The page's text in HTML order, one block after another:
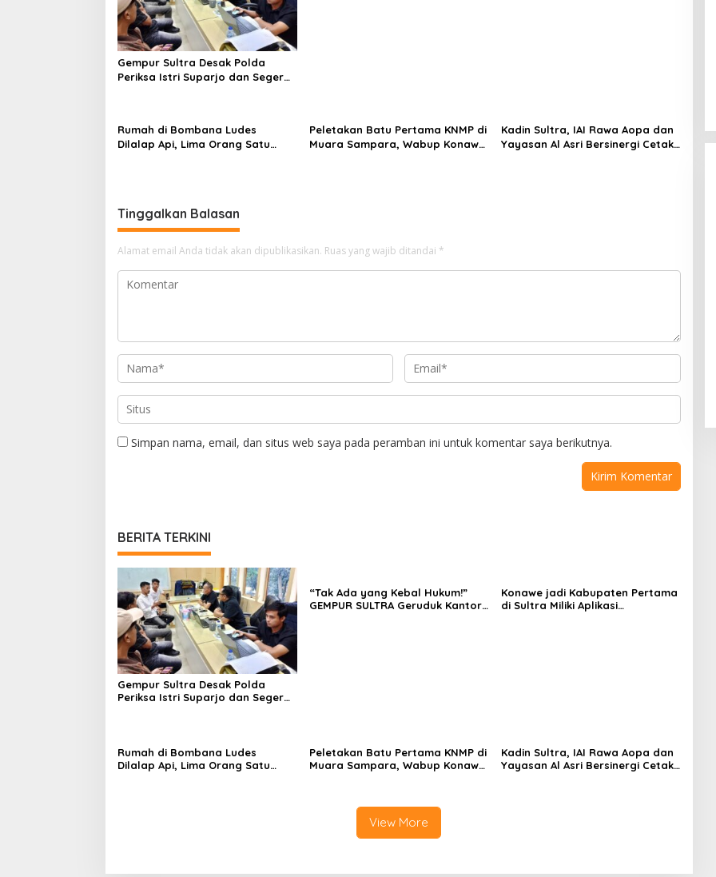
Gempur Sultra Desak Polda
Periksa Istri Suparjo dan Segera
Rumah di Bombana Ludes
Dilalap Api, Lima Orang Satu
Peletakan Batu Pertama KNMP di
Muara Sampara, Wabup Konawe
Kadin Sultra, IAI Rawa Aopa dan
Yayasan Al Asri Bersinergi Cetak
Tinggalkan Balasan
Alamat email Anda tidak akan dipublikasikan. Ruas yang wajib ditandai *
Simpan nama, email, dan situs web saya pada peramban ini untuk komentar saya berikutnya.
BERITA TERKINI
Gempur Sultra Desak Polda
Periksa Istri Suparjo dan Segera
“Tak Ada yang Kebal Hukum!”
GEMPUR SULTRA Geruduk Kantor
Konawe jadi Kabupaten Pertama
di Sultra Miliki Aplikasi
Rumah di Bombana Ludes
Dilalap Api, Lima Orang Satu
Peletakan Batu Pertama KNMP di
Muara Sampara, Wabup Konawe
Kadin Sultra, IAI Rawa Aopa dan
Yayasan Al Asri Bersinergi Cetak
View More